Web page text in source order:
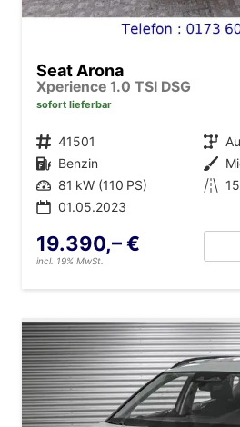
Seat Arona
Xperience 1.0 TSI DSG
sofort lieferbar
Fahrzeugnr. 41501 Getriebe
Kraftstoff Benzin Außenfarbe
Leistung 81 kW (110 PS) Kilometerstand
01.05.2023
19.390,– €
incl. 19% MwSt.